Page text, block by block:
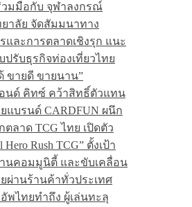
มมือกับ จุฬาลงกรณ์
าลัย จัดสัมมนาทาง
และการตลาดเชิงรุก แนะ
ปรับธุรกิจท่องเที่ยวไทย
ขายดี ขายนาน”
นด์ คิทซ์ คว้าสิทธิ์ตัวแทน
แบรนด์ CARDFUN ผนึก
ตลาด TCG ไทย เปิดตัว
Hero Rush TCG” ตั้งเป้า
นคอมมูนิตี้ และขับเคลื่อน
ผ่านร้านค้าทั่วประเทศ
พไทยทำถึง ผู้เล่นทะลุ